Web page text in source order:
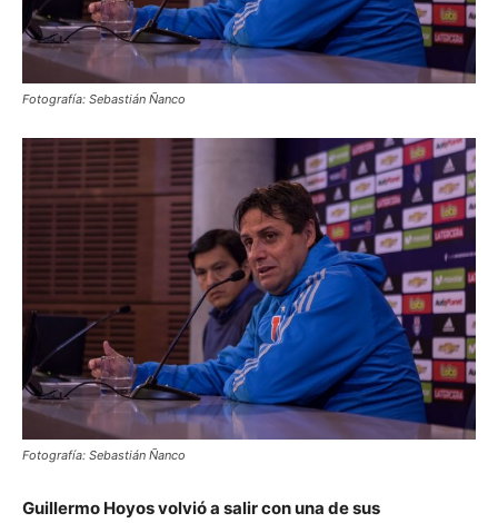
Fotografía: Sebastián Ñanco
Fotografía: Sebastián Ñanco
Guillermo Hoyos volvió a salir con una de sus